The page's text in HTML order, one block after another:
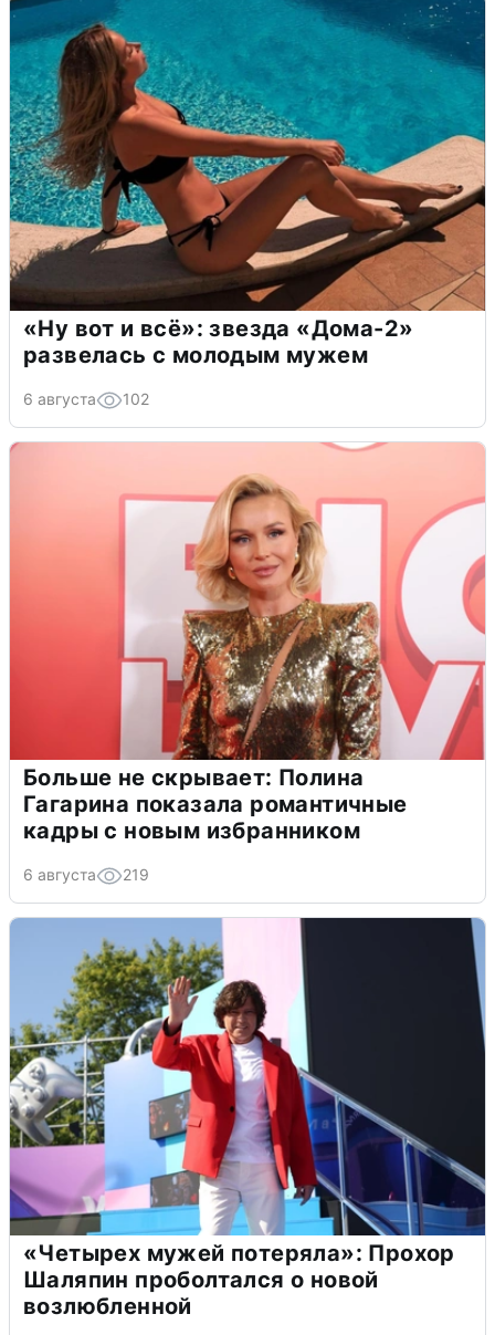
«Ну вот и всё»: звезда «Дома-2»
развелась с молодым мужем
6 августа 102
Больше не скрывает: Полина
Гагарина показала романтичные
кадры с новым избранником
6 августа 219
«Четырех мужей потеряла»: Прохор
Шаляпин проболтался о новой
возлюбленной